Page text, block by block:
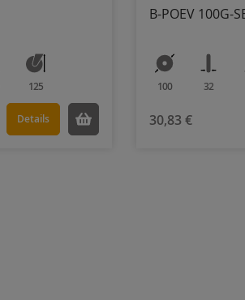
125
Details
B-POEV 100G-
100 32
30,83 €